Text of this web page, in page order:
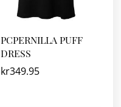
PCPERNILLA PUFF
DRESS
kr349.95